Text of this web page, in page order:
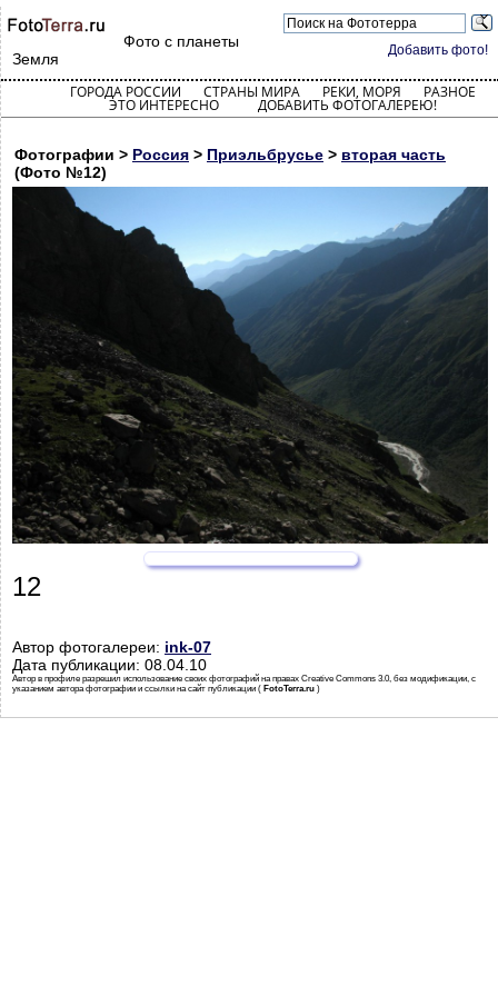
Добавить фото!
Фото с планеты
Земля
ГОРОДА РОССИИ СТРАНЫ МИРА РЕКИ, МОРЯ РАЗНОЕ
ЭТО ИНТЕРЕСНО ДОБАВИТЬ ФОТОГАЛЕРЕЮ!
Фотографии > Россия > Приэльбрусье > вторая часть
(Фото №12)
12
Автор фотогалереи: ink-07
Дата публикации: 08.04.10
Автор в профиле разрешил использование своих фотографий на правах Creative Commons 3.0, без модификации, с
указанием автора фотографии и ссылки на сайт публикации ( FotoTerra.ru )